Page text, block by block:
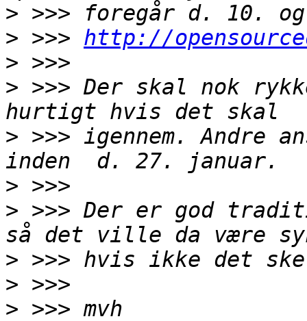
>
> >>> http://
>
> >>> Der skal nok
> >>> igennem. Andre
>
> >>> Der er god
>
>
>